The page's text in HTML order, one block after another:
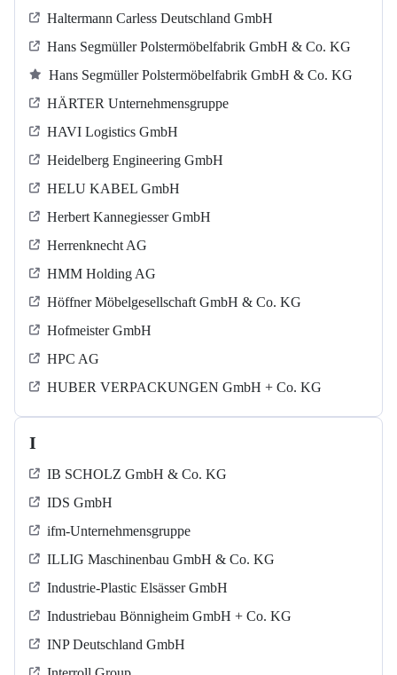
Haltermann Carless Deutschland GmbH
Hans Segmüller Polstermöbelfabrik GmbH & Co. KG
Hans Segmüller Polstermöbelfabrik GmbH & Co. KG
HÄRTER Unternehmensgruppe
HAVI Logistics GmbH
Heidelberg Engineering GmbH
HELU KABEL GmbH
Herbert Kannegiesser GmbH
Herrenknecht AG
HMM Holding AG
Höffner Möbelgesellschaft GmbH & Co. KG
Hofmeister GmbH
HPC AG
HUBER VERPACKUNGEN GmbH + Co. KG
I
IB SCHOLZ GmbH & Co. KG
IDS GmbH
ifm-Unternehmensgruppe
ILLIG Maschinenbau GmbH & Co. KG
Industrie-Plastic Elsässer GmbH
Industriebau Bönnigheim GmbH + Co. KG
INP Deutschland GmbH